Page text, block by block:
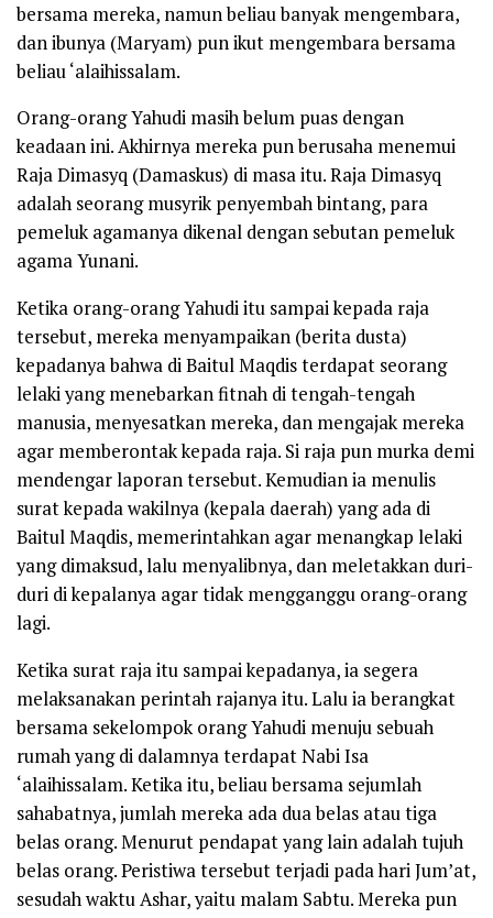
bersama mereka, namun beliau banyak mengembara,
dan ibunya (Maryam) pun ikut mengembara bersama
beliau‘alaihissalam.
Orang-orang Yahudi masih belum puas dengan
keadaan ini. Akhirnya mereka pun berusaha menemui
Raja Dimasyq (Damaskus) di masa itu. Raja Dimasyq
adalah seorang musyrik penyembah bintang, para
pemeluk agamanya dikenal dengan sebutan pemeluk
agama Yunani.
Ketika orang-orang Yahudi itu sampai kepada raja
tersebut, mereka menyampaikan (berita dusta)
kepadanya bahwa di Baitul Maqdis terdapat seorang
lelaki yang menebarkan fitnah di tengah-tengah
manusia, menyesatkan mereka, dan mengajak mereka
agar memberontak kepada raja. Si raja pun murka demi
mendengar laporan tersebut. Kemudian ia menulis
surat kepada wakilnya (kepala daerah) yang ada di
Baitul Maqdis, memerintahkan agar menangkap lelaki
yang dimaksud, lalu menyalibnya, dan meletakkan duri-
duri di kepalanya agar tidak mengganggu orang-orang
lagi.
Ketika surat raja itu sampai kepadanya, ia segera
melaksanakan perintah rajanya itu. Lalu ia berangkat
bersama sekelompok orang Yahudi menuju sebuah
rumah yang di dalamnya terdapat Nabi Isa
‘alaihissalam. Ketika itu, beliau bersama sejumlah
sahabatnya, jumlah mereka ada dua belas atau tiga
belas orang. Menurut pendapat yang lain adalah tujuh
belas orang. Peristiwa tersebut terjadi pada hari Jum’at,
sesudah waktu Ashar, yaitu malam Sabtu. Mereka pun